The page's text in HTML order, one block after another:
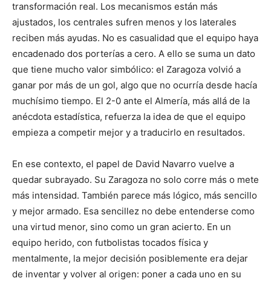
transformación real. Los mecanismos están más
ajustados, los centrales sufren menos y los laterales
reciben más ayudas. No es casualidad que el equipo haya
encadenado dos porterías a cero. A ello se suma un dato
que tiene mucho valor simbólico: el Zaragoza volvió a
ganar por más de un gol, algo que no ocurría desde hacía
muchísimo tiempo. El 2-0 ante el Almería, más allá de la
anécdota estadística, refuerza la idea de que el equipo
empieza a competir mejor y a traducirlo en resultados.
En ese contexto, el papel de David Navarro vuelve a
quedar subrayado. Su Zaragoza no solo corre más o mete
más intensidad. También parece más lógico, más sencillo
y mejor armado. Esa sencillez no debe entenderse como
una virtud menor, sino como un gran acierto. En un
equipo herido, con futbolistas tocados física y
mentalmente, la mejor decisión posiblemente era dejar
de inventar y volver al origen: poner a cada uno en su